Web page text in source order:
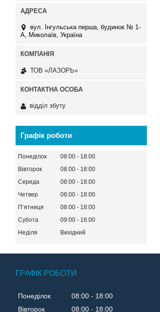
вул. Інгульська перша, будинок № 1-
А, Миколаїв, Україна
ТОВ «ЛАЗОРЬ»
відділ збуту
Графік роботи
Понеділок 08:00
18:00
Вівторок
08:00
18:00
Середа
08:00
18:00
Четвер
08:00
18:00
Пʼятниця
08:00
18:00
Субота
09:00
16:00
Неділя
Вихідний
ГРАФІК РОБОТИ
Понеділок 08:00
18:00
Вівторок
08:00 18:00